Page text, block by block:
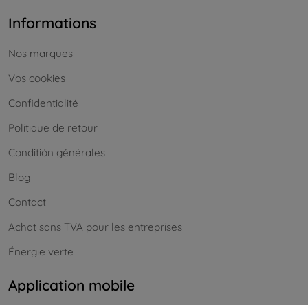
Informations
Nos marques
Vos cookies
Confidentialité
Politique de retour
Conditión générales
Blog
Contact
Achat sans TVA pour les entreprises
Énergie verte
Application mobile